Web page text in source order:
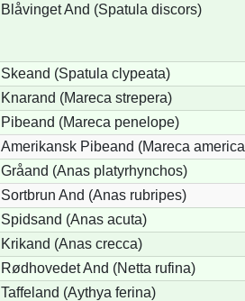
Blåvinget And (Spatula discors)
Skeand (Spatula clypeata)
Knarand (Mareca strepera)
Pibeand (Mareca penelope)
Amerikansk Pibeand (Mareca
Gråand (Anas platyrhynchos)
Sortbrun And (Anas rubripes)
Spidsand (Anas acuta)
Krikand (Anas crecca)
Rødhovedet And (Netta rufina)
Taffeland (Aythya ferina)